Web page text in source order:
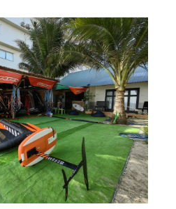
Фото
Видео
катания
станции